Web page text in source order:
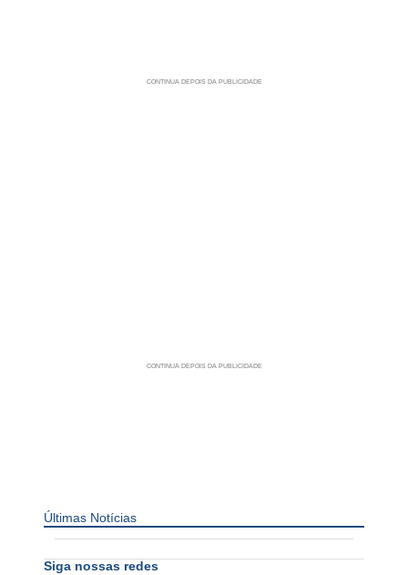
Últimas Notícias
Siga nossas redes